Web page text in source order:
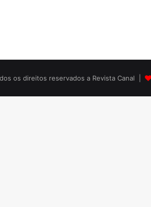
os direitos reservados a Revista Canal |